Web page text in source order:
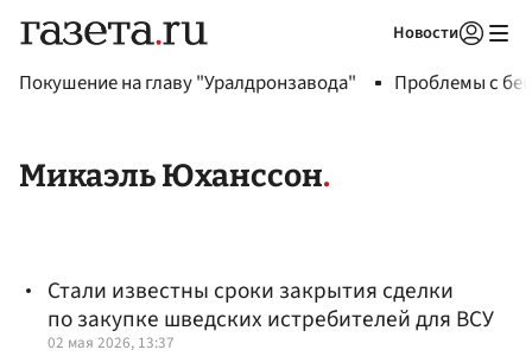
Новости
Покушение на главу "Уралдронзавода" Проблемы с
Микаэль Юханссон
Стали известны сроки закрытия сделки
по закупке шведских истребителей для ВСУ
02 мая 2026, 13:37